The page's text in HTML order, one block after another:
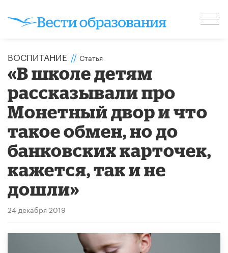
ВОСПИТАНИЕ // Статья
«В школе детям
рассказывали про
Монетный двор и что
такое обмен, но до
банковских карточек,
кажется, так и не
дошли»
24 декабря 2019